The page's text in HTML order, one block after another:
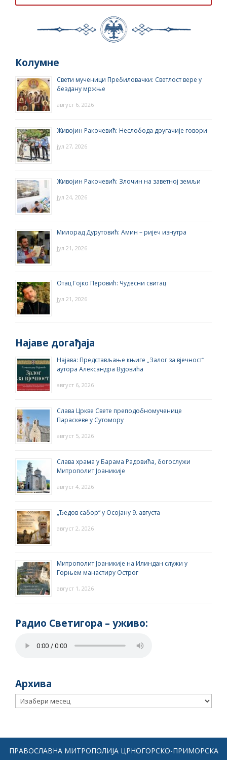
Колумне
Свети мученици Пребиловачки: Светлост вере у
бездану мржње
август 6, 2026
Живојин Ракочевић: Неслобода другачије говори
јул 27, 2026
Живојин Ракочевић: Злочин на заветној земљи
јул 24, 2026
Милорад Дурутовић: Амин – ријеч изнутра
јул 21, 2026
Отац Гојко Перовић: Чудесни свитац
јул 21, 2026
Најаве догађаја
Најава: Представљање књиге „Залог за вјечност“
аутора Александра Вујовића
август 6, 2026
Слава Цркве Свете преподобномученице
Параскеве у Сутомору
август 5, 2026
Слава храма у Барама Радовића, богослужи
Митрополит Јоаникије
август 4, 2026
„Ђедов сабор“ у Осојану 9. августа
август 2, 2026
Митрополит Јоаникије на Илиндан служи у
Горњем манастиру Острог
август 1, 2026
Радио Светигора – yживо:
Архива
Архива
ПРАВОСЛАВНА МИТРОПОЛИЈА ЦРНОГОРСКО-ПРИМОРСКА